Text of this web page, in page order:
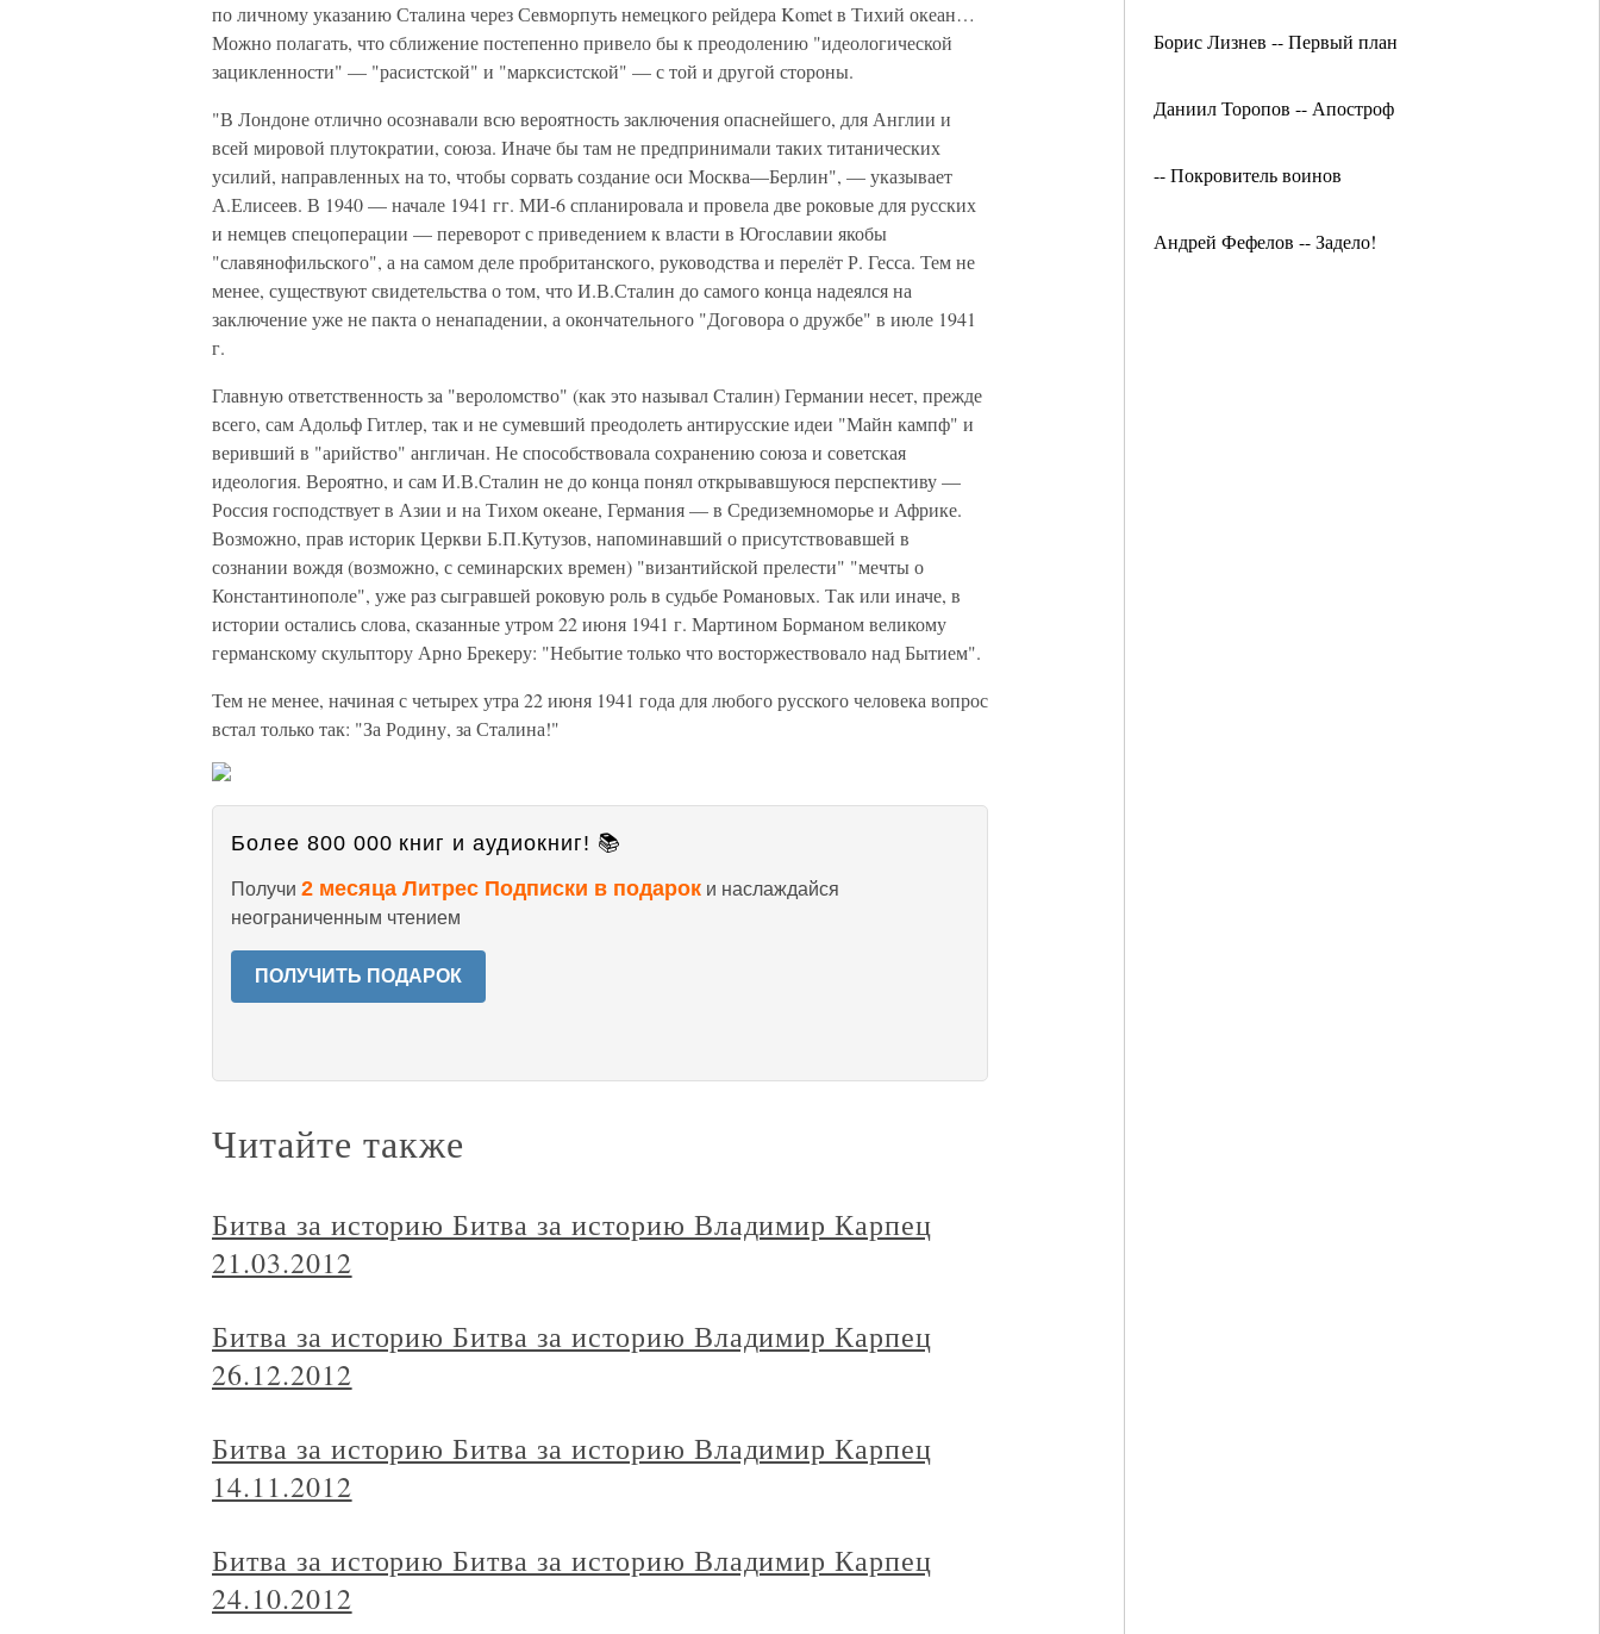
Борис Лизнев -- Первый план
Даниил Торопов -- Апостроф
-- Покровитель воинов
Андрей Фефелов -- Задело!
по личному указанию Сталина через Севморпуть немецкого рейдера Komet в Тихий океан…
Можно полагать, что сближение постепенно привело бы к преодолению "идеологической
зацикленности" — "расистской" и "марксистской" — с той и другой стороны.
"В Лондоне отлично осознавали всю вероятность заключения опаснейшего, для Англии и
всей мировой плутократии, союза. Иначе бы там не предпринимали таких титанических
усилий, направленных на то, чтобы сорвать создание оси Москва—Берлин", — указывает
А.Елисеев. В 1940 — начале 1941 гг. МИ-6 спланировала и провела две роковые для русских
и немцев спецоперации — переворот с приведением к власти в Югославии якобы
"славянофильского", а на самом деле пробританского, руководства и перелёт Р. Гесса. Тем не
менее, существуют свидетельства о том, что И.В.Сталин до самого конца надеялся на
заключение уже не пакта о ненападении, а окончательного "Договора о дружбе" в июле 1941
г.
Главную ответственность за "вероломство" (как это называл Сталин) Германии несет, прежде
всего, сам Адольф Гитлер, так и не сумевший преодолеть антирусские идеи "Майн кампф" и
веривший в "арийство" англичан. Не способствовала сохранению союза и советская
идеология. Вероятно, и сам И.В.Сталин не до конца понял открывавшуюся перспективу —
Россия господствует в Азии и на Тихом океане, Германия — в Средиземноморье и Африке.
Возможно, прав историк Церкви Б.П.Кутузов, напоминавший о присутствовавшей в
сознании вождя (возможно, с семинарских времен) "византийской прелести" "мечты о
Константинополе", уже раз сыгравшей роковую роль в судьбе Романовых. Так или иначе, в
истории остались слова, сказанные утром 22 июня 1941 г. Мартином Борманом великому
германскому скульптору Арно Брекеру: "Небытие только что восторжествовало над Бытием".
Тем не менее, начиная с четырех утра 22 июня 1941 года для любого русского человека вопрос
встал только так: "За Родину, за Сталина!"
Более 800 000 книг и аудиокниг! 📚
Получи 2 месяца Литрес Подписки в подарок и наслаждайся
неограниченным чтением
ПОЛУЧИТЬ ПОДАРОК
Читайте также
Битва за историю Битва за историю Владимир Карпец
21.03.2012
Битва за историю Битва за историю Владимир Карпец
26.12.2012
Битва за историю Битва за историю Владимир Карпец
14.11.2012
Битва за историю Битва за историю Владимир Карпец
24.10.2012